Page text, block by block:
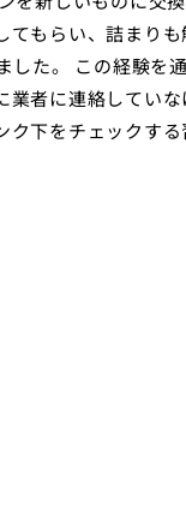
もらい、詰まり
した。 この経験を
者に連絡してい
下をチェックす